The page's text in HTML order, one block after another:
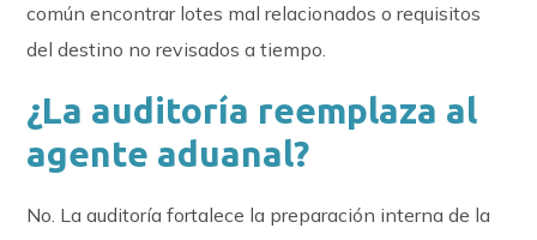
común encontrar lotes mal relacionados o requisitos
del destino no revisados a tiempo.
¿La auditoría reemplaza al
agente aduanal?
No. La auditoría fortalece la preparación interna de la